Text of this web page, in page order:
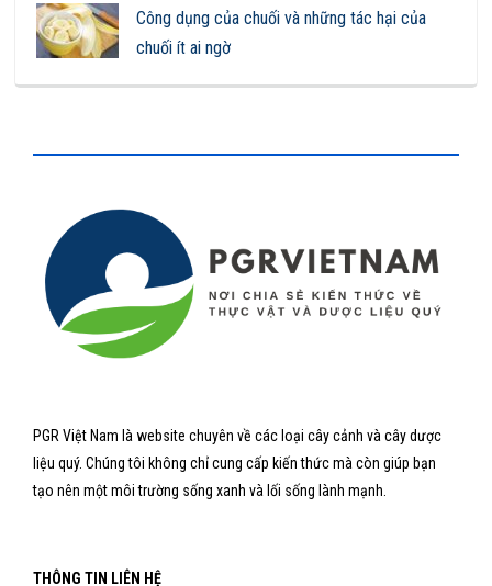
Công dụng của chuối và những tác hại của
chuối ít ai ngờ
PGR Việt Nam là website chuyên về các loại cây cảnh và cây dược
liệu quý. Chúng tôi không chỉ cung cấp kiến thức mà còn giúp bạn
tạo nên một môi trường sống xanh và lối sống lành mạnh.
THÔNG TIN LIÊN HỆ